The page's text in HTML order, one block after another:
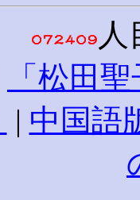
「松田
| 中国語